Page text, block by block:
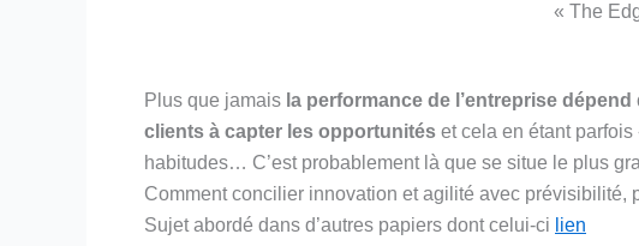
« The
Plus que jamais la performance de l’entreprise
clients à capter les opportunités et cela en étant
habitudes… C’est probablement là que se situe le plus
Comment concilier innovation et agilité avec
Sujet abordé dans d’autres papiers dont celui-ci lien